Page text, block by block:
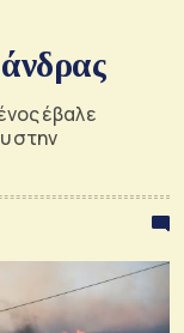
έβαλε
στην